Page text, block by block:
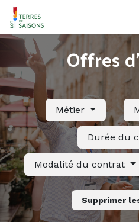
Se rendre au contenu
Offres
Métier
Durée du
Modalité du contrat
Supprimer